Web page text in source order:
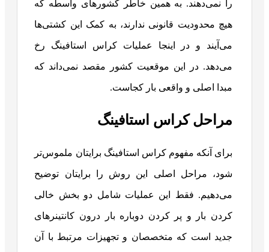
را نمی‌دهند. به همین خاطر کشورهای واسطه که
هیچ محدودیت قانونی ندارند، به کمک این کشتی‌ها
می‌‌آیند و در اینجا عملیات کراس استافینگ رخ
می‌دهد. در این موقعیت کشور مقصد نمی‌داند که
مبدا اصلی و واقعی بار کجاست.
مراحل کراس استافینگ
برای آنکه مفهوم کراس استافینگ برایتان ملموس‌تر
شود، مراحل اصلی این روش را برایتان توضیح
می‌دهیم. فقط این عملیات شامل دو بخش خالی
کردن بار و پر کردن دوباره بار درون کانتینرهای
جدید است که متخصصان و تجهیزات مرتبط با آن